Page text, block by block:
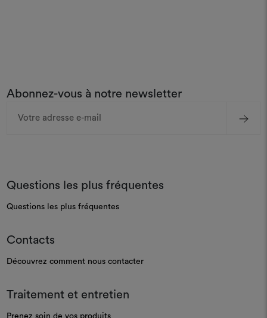
Abonnez-vous à notre newsletter
Questions les plus fréquentes
Questions les plus fréquentes
Contacts
Découvrez comment nous contacter
Traitement et entretien
Prenez soin de vos produits